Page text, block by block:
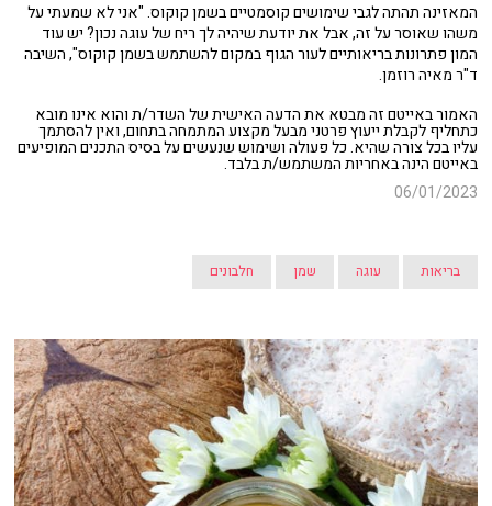
המאזינה תהתה לגבי שימושים קוסמטיים בשמן קוקוס. "אני לא שמעתי על
משהו שאוסר על זה, אבל את יודעת שיהיה לך ריח של עוגה נכון? יש עוד
המון פתרונות בריאותיים לעור הגוף במקום להשתמש בשמן קוקוס", השיבה
ד"ר מאיה רוזמן.
האמור באייטם זה מבטא את הדעה האישית של השדר/ת והוא אינו מובא
כתחליף לקבלת ייעוץ פרטני מבעל מקצוע המתמחה בתחום, ואין להסתמך
עליו בכל צורה שהיא. כל פעולה ושימוש שנעשים על בסיס התכנים המופיעים
באייטם הינה באחריות המשתמש/ת בלבד.
06/01/2023
בריאות עוגה שמן חלבונים